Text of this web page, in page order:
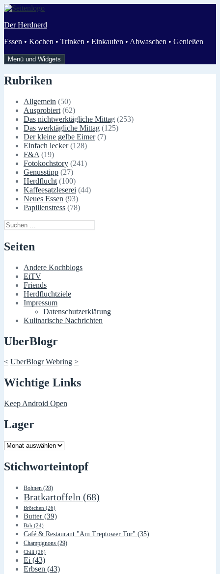
Zum
springen
Der Herdnerd
Essen • Kochen • Trinken • Einkaufen • Abwaschen • Genießen
Menü und Widgets
Rubriken
Allgemein (50)
Ausprobiert (62)
Das nichtwerktägliche Mittag (253)
Das werktägliche Mittag (125)
Der kleine gelbe Eimer(7)
Einfach lecker(128)
F&A (19)
Fotokochstory (241)
Genusstipp (27)
Herdflucht (100)
Kaffeesatzleserei (44)
Neues Essen (93)
Papillenstress (78)
Suchen
nach:
Seiten
Andere Kochblogs
EiTV
Friends
Herdfluchtziele
Impressum
Datenschutzerklärung
Kulinarische Nachrichten
UberBlogr
< UberBlogr Webring >
Wichtige Links
Keep Android Open
Lager
Lager
Stichworteintopf
Bohnen (28)
Bratkartoffeln (68)
Brötchen (26)
Butter (39)
Bäh (24)
Café & Restaurant "Am Treptower Tor" (35)
Champignons (29)
Chili (26)
Ei (43)
Erbsen (43)